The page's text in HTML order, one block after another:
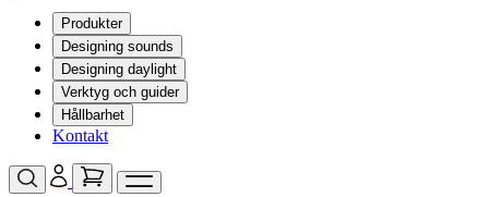
Produkter
Designing sounds
Designing daylight
Verktyg och guider
Hållbarhet
Kontakt